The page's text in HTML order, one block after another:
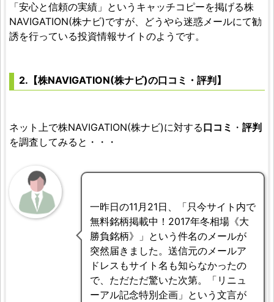
「安心と信頼の実績」というキャッチコピーを掲げる株
NAVIGATION(株ナビ)ですが、どうやら迷惑メールにて勧
誘を行っている投資情報サイトのようです。
2.【株NAVIGATION(株ナビ)の口コミ・評判】
ネット上で株NAVIGATION(株ナビ)に対する口コミ ・ 評判
を調査してみると・・・
一昨日の11月21日、「只今サイト内で
無料銘柄掲載中！2017年冬相場《大
勝負銘柄》」という件名のメールが
突然届きました。送信元のメールア
ドレスもサイト名も知らなかったの
で、ただただ驚いた次第。「リニュ
ーアル記念特別企画」という文言が